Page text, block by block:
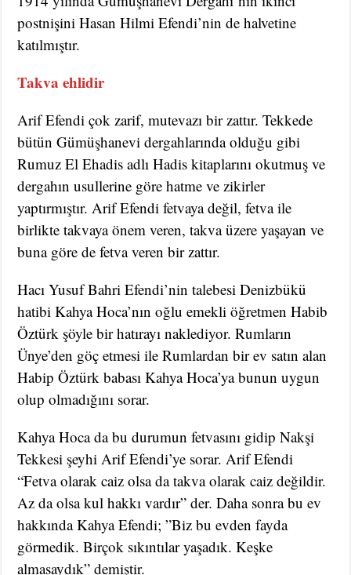
postnişini Hasan Hilmi Efendi’nin de halvetine
katılmıştır.
Takva ehlidir
Arif Efendi çok zarif, mutevazı bir zattır. Tekkede
bütün Gümüşhanevi dergahlarında olduğu gibi
Rumuz El Ehadis adlı Hadis kitaplarını okutmuş ve
dergahın usullerine göre hatme ve zikirler
yaptırmıştır. Arif Efendi fetvaya değil, fetva ile
birlikte takvaya önem veren, takva üzere yaşayan ve
buna göre de fetva veren bir zattır.
Hacı Yusuf Bahri Efendi’nin talebesi Denizbükü
hatibi Kahya Hoca’nın oğlu emekli öğretmen Habib
Öztürk şöyle bir hatırayı naklediyor. Rumların
Ünye’den göç etmesi ile Rumlardan bir ev satın alan
Habip Öztürk babası Kahya Hoca’ya bunun uygun
olup olmadığını sorar.
Kahya Hoca da bu durumun fetvasını gidip Nakşi
Tekkesi şeyhi Arif Efendi’ye sorar. Arif Efendi
“Fetva olarak caiz olsa da takva olarak caiz değildir.
Az da olsa kul hakkı vardır” der. Daha sonra bu ev
hakkında Kahya Efendi; ”Biz bu evden fayda
görmedik. Birçok sıkıntılar yaşadık. Keşke
almasaydık” demiştir.